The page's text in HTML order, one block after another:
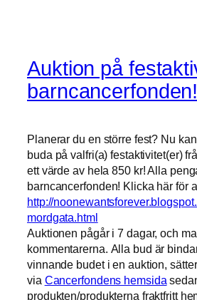
Auktion på
barncancerfonden!
Planerar du en större fest? Nu
buda på valfri(a) festaktivitet(er)
ett värde av hela 850 kr! Alla
barncancerfonden! Klicka här för
http://
mordgata.html
Auktionen pågår i 7 dagar, och
kommentarerna. Alla bud är
vinnande budet i en auktion,
via Cancerfondens hemsida
produkten/produkterna fraktfritt